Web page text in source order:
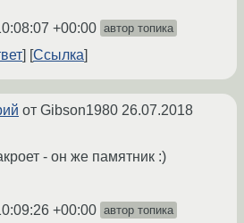
+00:00 автор топика
Ссылка
от Gibson1980 26.07.2018
- он же памятник :)
+00:00 автор топика